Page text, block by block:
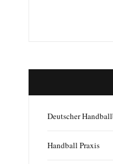
Deutscher
Handball Praxis